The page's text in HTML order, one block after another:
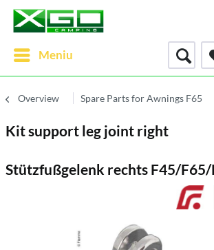
Meniu
Overview Spare Parts for Awnings F65
Kit support leg joint right
Stützfußgelenk rechts F45/